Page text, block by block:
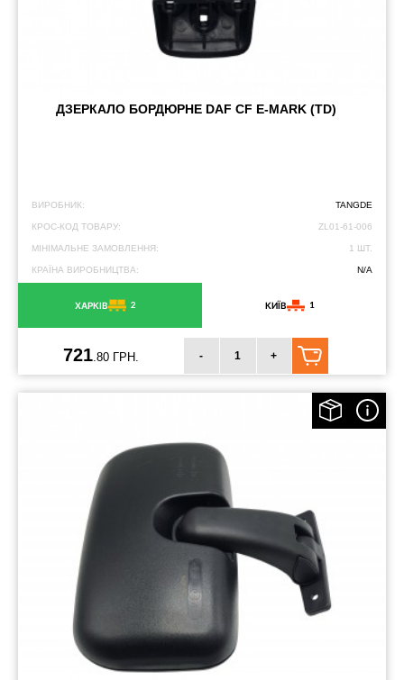
ДЗЕРКАЛО БОРДЮРНЕ DAF CF E-MARK (TD)
ВИРОБНИК: TANGDE
КРОС-КОД ТОВАРУ: ZL01-61-006
МІНІМАЛЬНЕ ЗАМОВЛЕННЯ: 1 ШТ.
КРАЇНА ВИРОБНИЦТВА: N/A
ХАРКІВ 2 КИЇВ 1
721.80 ГРН. - +